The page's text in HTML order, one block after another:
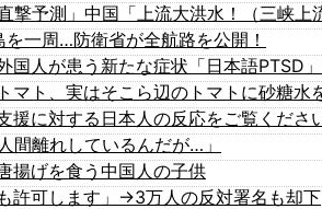
一周…防衛省が全航路を公開！
間離れしているんだが…」
揚げを食う中国人の子供
許可します」→3万人の反対署名も却下